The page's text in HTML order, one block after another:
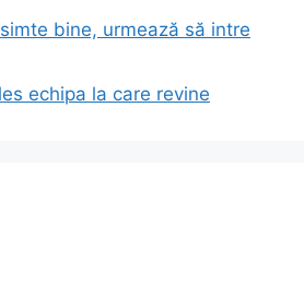
bine, urmează să intre
echipa la care revine